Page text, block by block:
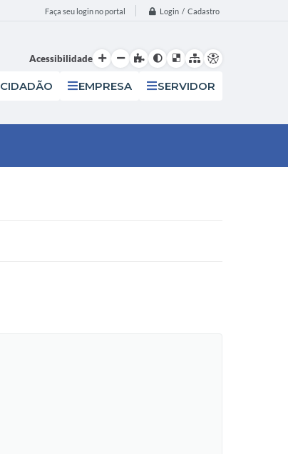
Faça seu login no portal Login / Cadastro
Acessibilidade
CIDADÃO EMPRESA SERVIDOR